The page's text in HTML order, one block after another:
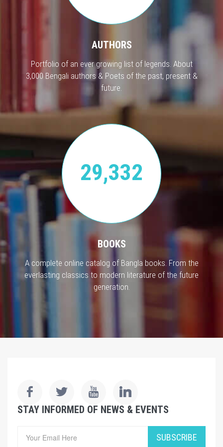
AUTHORS
Portfolio of an ever growing list of legends. About
3,000 Bengali authors & Poets of the past, present &
future.
29,332
BOOKS
A complete online catalog of Bangla books. From the
everlasting classics to modern literature of the future
generation.
STAY INFORMED OF NEWS & EVENTS
SUBSCRIBE